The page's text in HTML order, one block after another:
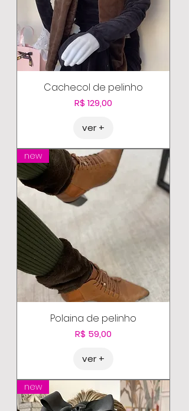
Cachecol de pelinho
Preço
R$ 129,00
ver +
new
Polaina de pelinho
Preço
R$ 59,00
ver +
new